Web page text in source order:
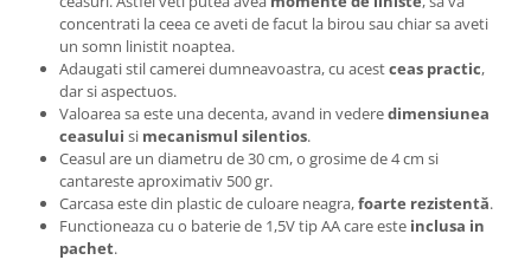
Tricouri biciclisti
Tricouri biciclisti MTB
Tricouri biciclisti BMX
Tricouri biciclisti downhill
Tricouri skateboard
Tricouri sport/fitness
Tricouri fitness/sala de forta
Tricouri yoga
concentrati la ceea ce aveti de facut la birou sau chiar sa aveti
un somn linistit noaptea.
Adaugati stil camerei dumneavoastra, cu acestceas practic,
dar si aspectuos.
Valoarea sa este una decenta, avand in vederedimensiunea
ceasului si mecanismul silentios.
Ceasul are un diametru de 30 cm, o grosime de 4 cm si
cantareste aproximativ 500 gr.
Carcasa este din plastic de culoare neagra,foarte rezistentă.
Functioneaza cu o baterie de 1,5V tip AA care este inclusa in
pachet.